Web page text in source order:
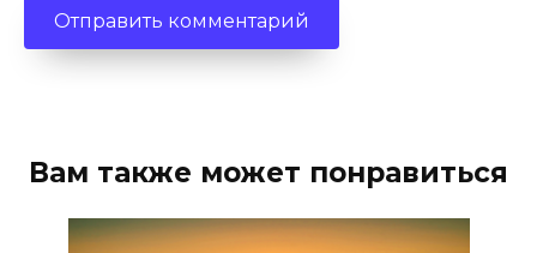
Вам также может понравиться